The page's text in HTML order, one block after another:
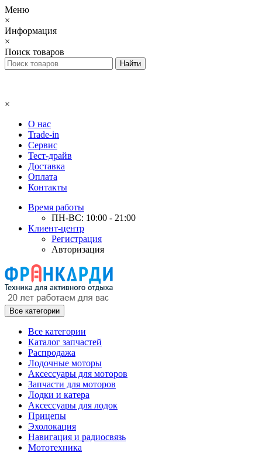
Меню
×
Информация
×
Поиск товаров
×
О нас
Trade-in
Сервис
Тест-драйв
Доставка
Оплата
Контакты
Время работы
ПН-ВС: 10:00 - 21:00
Клиент-центр
Регистрация
Авторизация
Все категории
Все категории
Каталог запчастей
Распродажа
Лодочные моторы
Аксессуары для моторов
Запчасти для моторов
Лодки и катера
Аксессуары для лодок
Прицепы
Эхолокация
Навигация и радиосвязь
Мототехника